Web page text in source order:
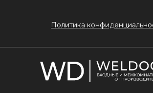
Политика